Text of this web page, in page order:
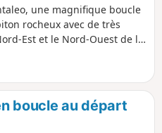
une magnifique boucle
rocheux avec de très
Est et le Nord-Ouest de la
déroule sur un sentier bien
est quasi inexistant
il est difficile de se tromper
boucle au départ